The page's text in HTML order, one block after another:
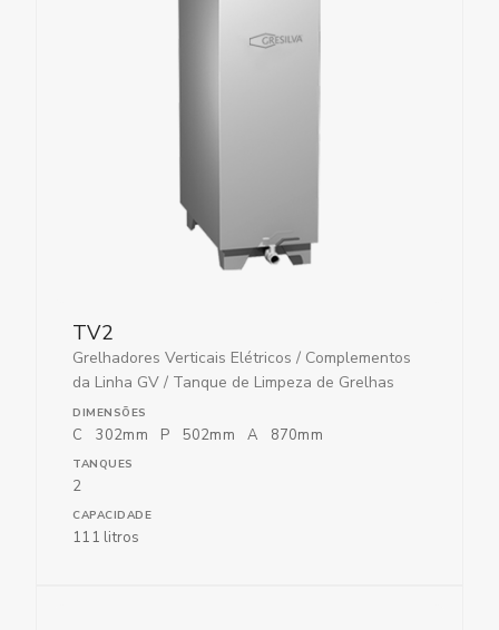
TV2
Grelhadores Verticais Elétricos / Complementos
da Linha GV / Tanque de Limpeza de Grelhas
DIMENSÕES
C 302mm P 502mm A 870mm
TANQUES
2
CAPACIDADE
111 litros